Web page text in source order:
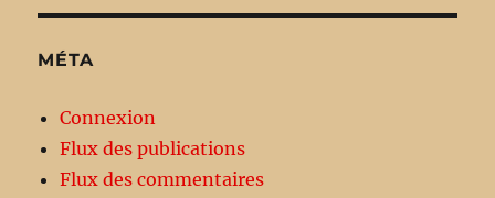
MÉTA
Connexion
Flux des publications
Flux des commentaires